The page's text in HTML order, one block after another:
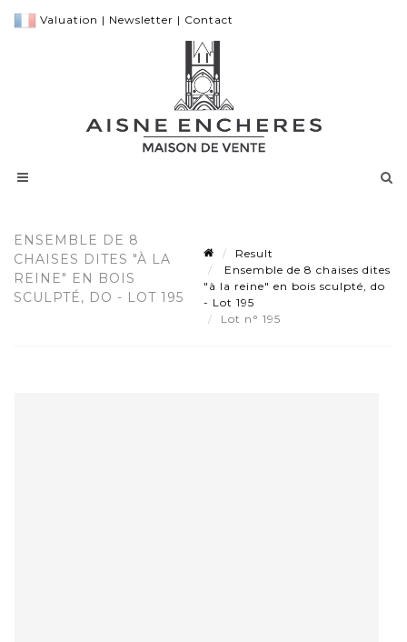
Valuation | Newsletter | Contact
ENSEMBLE DE 8
CHAISES DITES "À LA
REINE" EN BOIS
SCULPTÉ, DO - LOT 195
Result
Ensemble de 8 chaises dites
"à la reine" en bois sculpté, do
- Lot 195
Lot n° 195